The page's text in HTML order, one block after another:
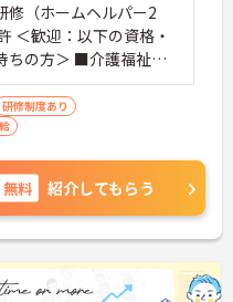
（ホームヘルパー2
・
ちの方＞ ■介護福祉士
（ホームヘルパー1
修）
研修制度あり
無料 紹介してもらう